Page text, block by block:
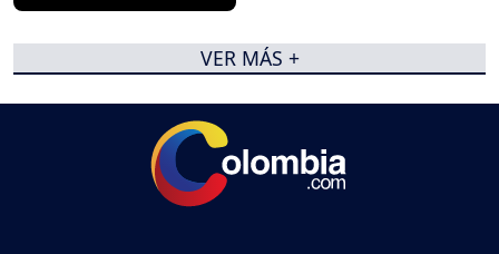
VER MÁS +